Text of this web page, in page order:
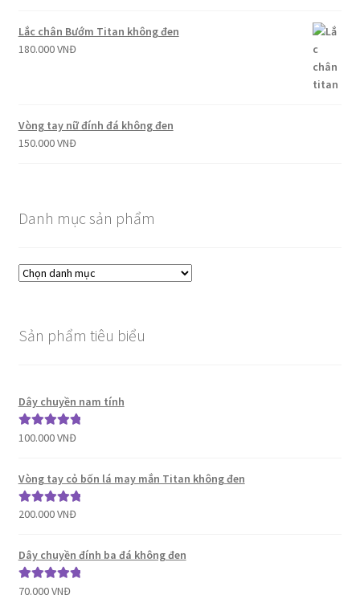
Lắc chân Bướm Titan không đen
180.000VNĐ
Vòng tay nữ đính đá không đen
150.000VNĐ
Danh mục sản phẩm
Sản phẩm tiêu biểu
Dây chuyền nam tính
Được xếp
sao
100.000VNĐ
Vòng tay cỏ bốn lá may mắn Titan không đen
Được xếp
sao
200.000VNĐ
Dây chuyền đính ba đá không đen
Được xếp
70.000VNĐ